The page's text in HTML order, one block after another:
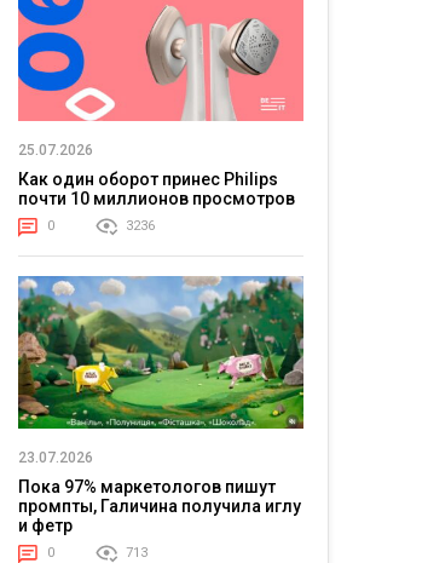
25.07.2026
Как один оборот принес Philips
почти 10 миллионов просмотров
0 3236
23.07.2026
Пока 97% маркетологов пишут
промпты, Галичина получила иглу
и фетр
0 713